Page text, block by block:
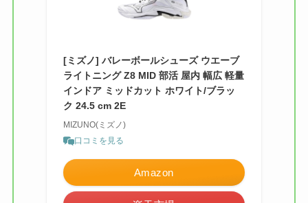
[ミズノ] バレーボールシューズ ウエーブ
ライトニング Z8 MID 部活 屋内 幅広 軽量
インドア ミッドカット ホワイト/ブラッ
ク 24.5 cm 2E
MIZUNO(ミズノ)
口コミを見る
Amazon